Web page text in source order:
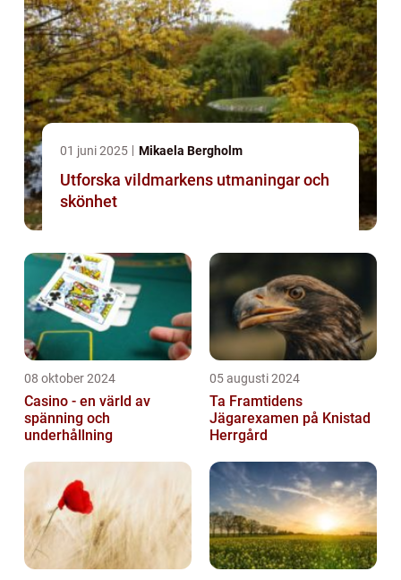
01 juni 2025 Mikaela Bergholm
Utforska vildmarkens utmaningar och
skönhet
08 oktober 2024
Casino - en värld av
spänning och
underhållning
05 augusti 2024
Ta Framtidens
Jägarexamen på Knistad
Herrgård